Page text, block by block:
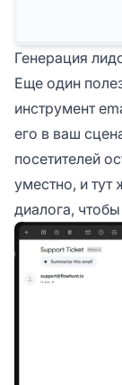
Генерация
Еще один
инструмент
его в ваш
посетителей
уместно, и тут
диалога,